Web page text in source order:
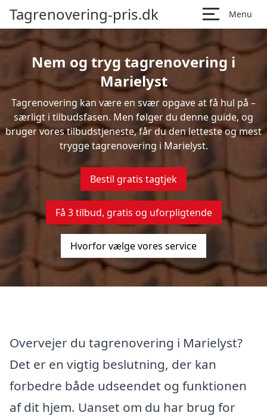
Tagrenovering-pris.dk Menu
Nem og tryg tagrenovering i
Marielyst
Tagrenovering kan være en svær opgave at få hul på –
særligt i tilbudsfasen. Men følger du denne guide, og
bruger vores tilbudstjeneste, får du den letteste og mest
trygge tagrenovering i Marielyst.
Bestil gratis tagtjek
Få 3 tilbud, gratis og uforpligtende
Hvorfor vælge vores service
Overvejer du tagrenovering i Marielyst?
Det er en vigtig beslutning, der kan
forbedre både udseendet og funktionen
af dit hjem. Uanset om du har brug for